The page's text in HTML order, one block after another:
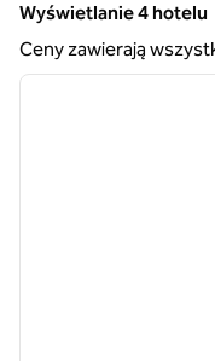
Wyświetlanie 4 hotelu
Wyświetlanie 4 hotelu
Ceny zawierają
1 z 8